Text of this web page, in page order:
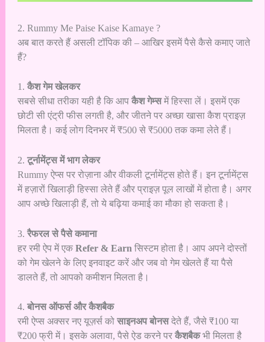
2. Rummy Me Paise Kaise Kamaye ?
अब बात करते हैं असली टॉपिक की – आखिर इसमें पैसे कैसे कमाए जाते
हैं?
1. कैश गेम खेलकर
सबसे सीधा तरीका यही है कि आप कैश गेम्समें हिस्सा लें। इसमें एक
छोटी सी एंट्री फीस लगती है, और जीतने पर अच्छा खासा कैश प्राइज़
मिलता है। कई लोग दिनभर में ₹500 से ₹5000 तक कमा लेते हैं।
2. टूर्नामेंट्स में भाग लेकर
Rummy ऐप्स पर रोज़ाना और वीकली टूर्नामेंट्स होते हैं। इन टूर्नामेंट्स
में हज़ारों खिलाड़ी हिस्सा लेते हैं और प्राइज़ पूल लाखों में होता है। अगर
आप अच्छे खिलाड़ी हैं, तो ये बढ़िया कमाई का मौका हो सकता है।
3. रैफरल से पैसे कमाना
हर रमी ऐप में एक Refer & Earn सिस्टम होता है। आप अपने दोस्तों
को गेम खेलने के लिए इनवाइट करें और जब वो गेम खेलते हैं या पैसे
डालते हैं, तो आपको कमीशन मिलता है।
4. बोनस ऑफर्स और कैशबैक
रमी ऐप्स अक्सर नए यूज़र्स को साइनअप बोनसदेते हैं, जैसे ₹100 या
₹200 फ्री में। इसके अलावा, पैसे ऐड करने पर कैशबैकभी मिलता है